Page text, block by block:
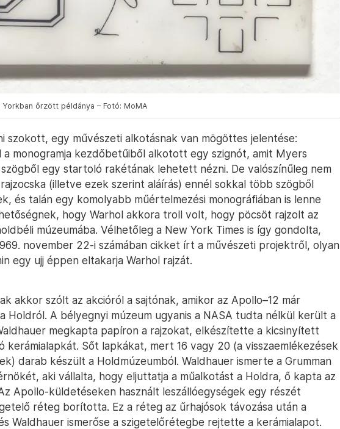
őrzött példánya – Fotó: MoMA
szokott, egy művészeti alkotásnak van mögöttes jelentése:
a monogramja kezdőbetűiből alkotott egy szignót, amit Myers
egy startoló rakétának lehetett nézni. De valószínűleg nem
(illetve ezek szerint aláírás) ennél sokkal több szögből
és talán egy komolyabb műértelmezési monográfiában is lenne
hogy Warhol akkora troll volt, hogy pöcsöt rajzolt az
múzeumába. Vélhetőleg a New York Times is így gondolta,
november 22-i számában cikket írt a művészeti projektről, olyan
egy ujj éppen eltakarja Warhol rajzát.
akkor szólt az akcióról a sajtónak, amikor az Apollo–12 már
Holdról. A bélyegnyi múzeum ugyanis a NASA tudta nélkül került a
megkapta papíron a rajzokat, elkészítette a kicsinyített
kerámialapkát. Sőt lapkákat, mert 16 vagy 20 (a visszaemlékezések
darab készült a Holdmúzeumból. Waldhauer ismerte a Grumman
aki vállalta, hogy eljuttatja a műalkotást a Holdra, ő kapta az
Apollo-küldetéseken használt leszállóegységek egy részét
réteg borította. Ez a réteg az űrhajósok távozása után a
Waldhauer ismerőse a szigetelőrétegbe rejtette a kerámialapot.